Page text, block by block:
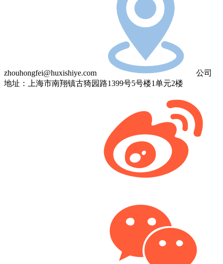
zhouhongfei@huxishiye.com
公司
地址：上海市南翔镇古猗园路1399号5号楼1单元2楼